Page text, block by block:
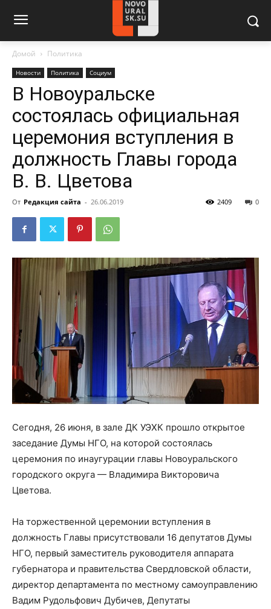
Домой Политика
Новости Политика Социум
В Новоуральске
состоялась официальная
церемония вступления в
должность Главы города
В. В. Цветова
От Редакция сайта - 26.06.2019 0
2409
Сегодня, 26 июня, в зале ДК УЭХК прошло открытое
заседание Думы НГО, на которой состоялась
церемония по инаугурации главы Новоуральского
городского округа — Владимира Викторовича
Цветова.
На торжественной церемонии вступления в
должность Главы присутствовали 16 депутатов Думы
НГО, первый заместитель руководителя аппарата
губернатора и правительства Свердловской области,
директор департамента по местному самоуправлению
Вадим Рудольфович Дубичев, Депутаты